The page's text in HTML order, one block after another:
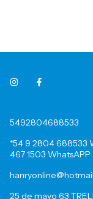
5492804688533
*54 9 2804 688533
467 1503 WhatsAPP
25 de mayo 63